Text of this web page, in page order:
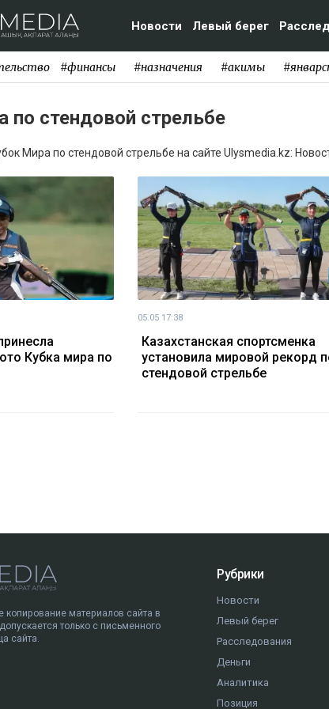
Новости Левый берег
#финансы #назначения #акимы
по стендовой стрельбе
Мира по стендовой стрельбе на сайте Ulysmedia.kz:
Кубка мира по
05.05 17:38
Казахстанская спортсменка
установила мировой рекорд
стендовой стрельбе
копирование материалов сайта в
только с письменного
сайта.
Рубрики
Новости
Левый берег
Расследования
Деньги
Аналитика
Позиция